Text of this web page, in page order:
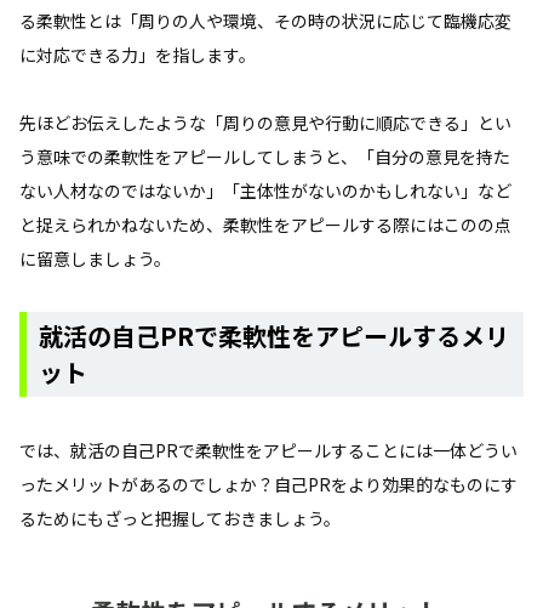
る柔軟性とは「周りの人や環境、その時の状況に応じて臨機応変
に対応できる力」を指します。
先ほどお伝えしたような「周りの意見や行動に順応できる」とい
う意味での柔軟性をアピールしてしまうと、「自分の意見を持た
ない人材なのではないか」「主体性がないのかもしれない」など
と捉えられかねないため、柔軟性をアピールする際にはこのの点
に留意しましょう。
就活の自己PRで柔軟性をアピールするメリ
ット
では、就活の自己PRで柔軟性をアピールすることには一体どうい
ったメリットがあるのでしょか？自己PRをより効果的なものにす
るためにもざっと把握しておきましょう。